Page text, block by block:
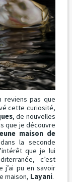
reviens pas que
cette curiosité,
, de nouvelles
que je découvre
maison de
la seconde
que je lui
c’est
j’ai pu en savoir
maison, Layani.